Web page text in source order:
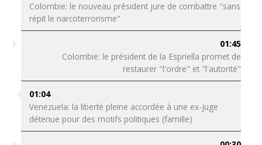
Colombie: le nouveau président jure de combattre "sans
répit le narcoterrorisme"
01:45
Colombie: le président de la Espriella promet de
restaurer "l'ordre" et "l'autorité"
01:04
Venezuela: la liberté pleine accordée à une ex-juge
détenue pour des motifs politiques (famille)